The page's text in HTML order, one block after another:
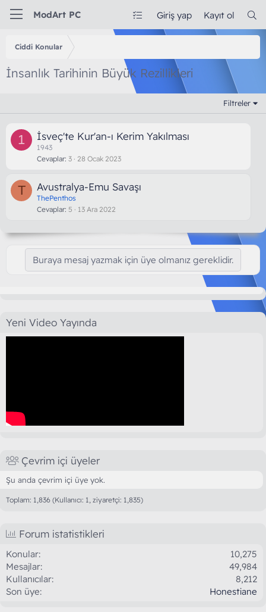
ModArt PC Giriş yap Kayıt ol
Ciddi Konular
İnsanlık Tarihinin Büyük Rezillikleri
Filtreler
1 İsveç'te Kur'an-ı Kerim Yakılması
1943
Cevaplar 3 28 Ocak 2023
T Avustralya-Emu Savaşı
ThePenthos
Cevaplar 5 13 Ara 2022
Buraya mesaj yazmak için üye olmanız gereklidir.
Yeni Video Yayında
Çevrim içi üyeler
Şu anda çevrim içi üye yok.
Toplam: 1,836 (Kullanıcı: 1, ziyaretçi: 1,835)
Forum istatistikleri
Konular
10,275
Mesajlar
49,984
Kullanıcılar
8,212
Son üye
Honestiane